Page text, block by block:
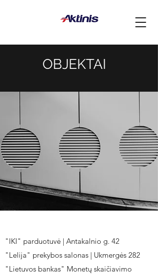
OBJEKTAI
"IKI" parduotuvė | Antakalnio g. 42
"Lelija" prekybos salonas | Ukmergės 282
"Lietuvos bankas" Monetų skaičiavimo